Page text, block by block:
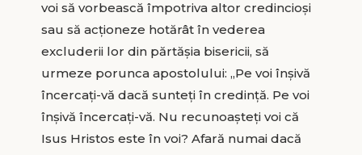
voi să vorbească împotriva altor credincioşi
sau să acţioneze hotărât în vederea
excluderii lor din părtăşia bisericii, să
urmeze porunca apostolului: „Pe voi înşivă
încercaţi-vă dacă sunteţi în credinţă. Pe voi
înşivă încercaţi-vă. Nu recunoaşteţi voi că
Isus Hristos este în voi? Afară numai dacă